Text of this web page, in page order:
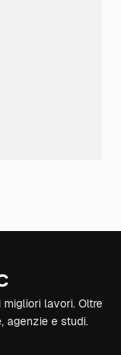
lavori. Oltre
agenzie e studi.